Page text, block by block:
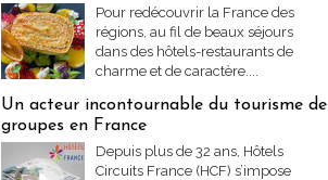
Pour redécouvrir la France des
régions, au fil de beaux séjours
dans des hôtels-restaurants de
charme et de caractère....
Un acteur incontournable du tourisme de
groupes en France
Depuis plus de 32 ans, Hôtels
Circuits France (HCF) s’impose